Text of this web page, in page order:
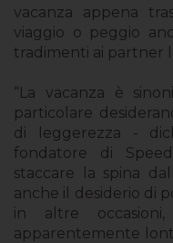
vacanza appena
viaggio o peggio
tradimenti ai partner
“La vacanza è
particolare
di leggerezza -
fondatore di
staccare la spina
anche il desiderio di
in altre
apparentemente